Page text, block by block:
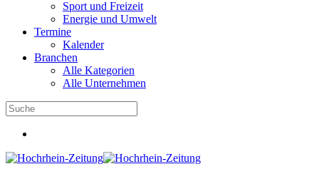
Sport und Freizeit
Energie und Umwelt
Termine
Kalender
Branchen
Alle Kategorien
Alle Unternehmen